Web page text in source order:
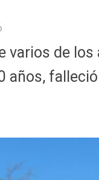
varios de
años,